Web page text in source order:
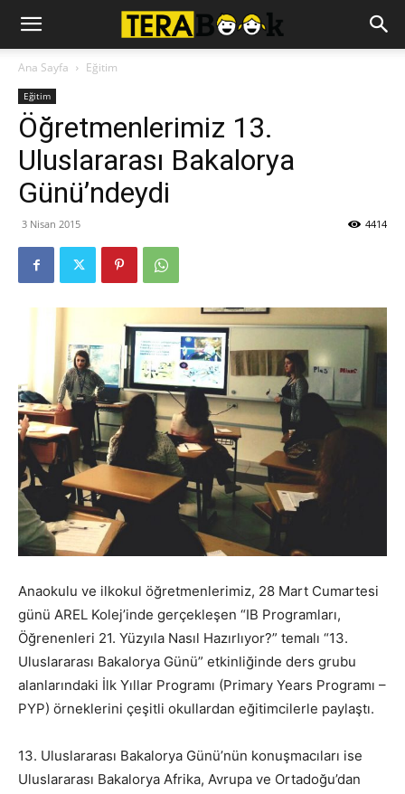
Ana Sayfa Eğitim
Eğitim
Öğretmenlerimiz 13.
Uluslararası Bakalorya
Günü’ndeydi
3 Nisan 2015 4414
Anaokulu ve ilkokul öğretmenlerimiz, 28 Mart Cumartesi
günü AREL Kolej’inde gerçekleşen “IB Programları,
Öğrenenleri 21. Yüzyıla Nasıl Hazırlıyor?” temalı “13.
Uluslararası Bakalorya Günü” etkinliğinde ders grubu
alanlarındaki İlk Yıllar Programı (Primary Years Programı –
PYP) örneklerini çeşitli okullardan eğitimcilerle paylaştı.
13. Uluslararası Bakalorya Günü’nün konuşmacıları ise
Uluslararası Bakalorya Afrika, Avrupa ve Ortadoğu’dan